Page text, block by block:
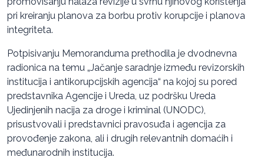
pri kreiranju planova za borbu protiv korupcije i planova
integriteta.
Potpisivanju Memoranduma prethodila je dvodnevna
radionica na temu „Jačanje saradnje između revizorskih
institucija i antikorupcijskih agencija“ na kojoj su pored
predstavnika Agencije i Ureda, uz podršku Ureda
Ujedinjenih nacija za droge i kriminal (UNODC),
prisustvovali i predstavnici pravosuđa i agencija za
provođenje zakona, ali i drugih relevantnih domaćih i
međunarodnih institucija.